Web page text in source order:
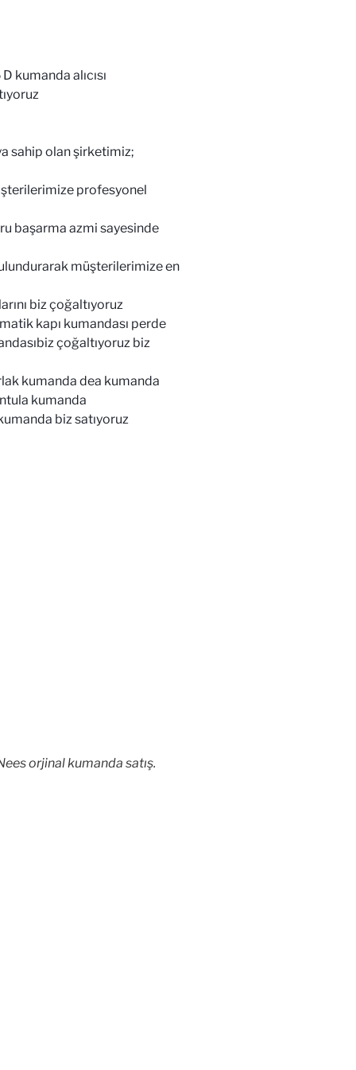
kumanda alıcısı
sahip olan şirketimiz;
profesyonel
başarma azmi sayesinde
müşterilerimize en
biz çoğaltıyoruz
kapı kumandası perde
çoğaltıyoruz biz
kumanda dea kumanda
kumanda
biz satıyoruz
orjinal kumanda satış.